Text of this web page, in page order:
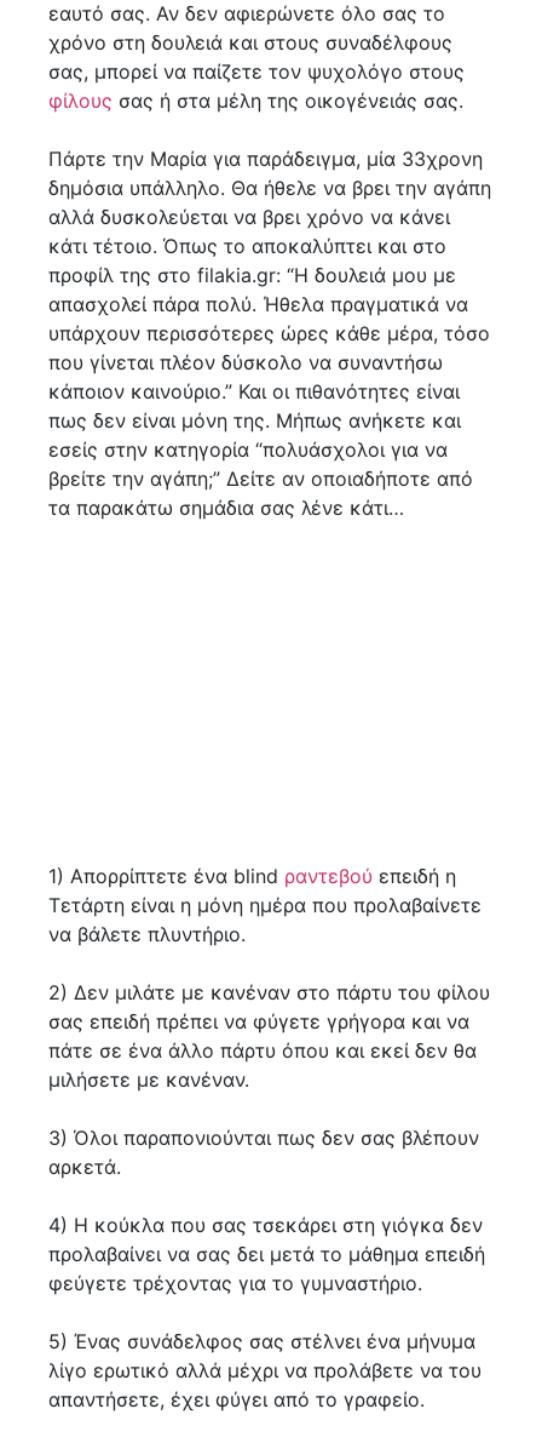
εαυτό σας. Αν δεν αφιερώνετε όλο σας το
χρόνο στη δουλειά και στους συναδέλφους
σας, μπορεί να παίζετε τον ψυχολόγο στους
φίλους σας ή στα μέλη της οικογένειάς σας.
Πάρτε την Μαρία για παράδειγμα, μία 33χρονη
δημόσια υπάλληλο. Θα ήθελε να βρει την αγάπη
αλλά δυσκολεύεται να βρει χρόνο να κάνει
κάτι τέτοιο. Όπως το αποκαλύπτει και στο
προφίλ της στο filakia.gr: “Η δουλειά μου με
απασχολεί πάρα πολύ. Ήθελα πραγματικά να
υπάρχουν περισσότερες ώρες κάθε μέρα, τόσο
που γίνεται πλέον δύσκολο να συναντήσω
κάποιον καινούριο.” Και οι πιθανότητες είναι
πως δεν είναι μόνη της. Μήπως ανήκετε και
εσείς στην κατηγορία “πολυάσχολοι για να
βρείτε την αγάπη;” Δείτε αν οποιαδήποτε από
τα παρακάτω σημάδια σας λένε κάτι…
1) Απορρίπτετε ένα blind ραντεβού επειδή η
Τετάρτη είναι η μόνη ημέρα που προλαβαίνετε
να βάλετε πλυντήριο.
2) Δεν μιλάτε με κανέναν στο πάρτυ του φίλου
σας επειδή πρέπει να φύγετε γρήγορα και να
πάτε σε ένα άλλο πάρτυ όπου και εκεί δεν θα
μιλήσετε με κανέναν.
3) Όλοι παραπονιούνται πως δεν σας βλέπουν
αρκετά.
4) Η κούκλα που σας τσεκάρει στη γιόγκα δεν
προλαβαίνει να σας δει μετά το μάθημα επειδή
φεύγετε τρέχοντας για το γυμναστήριο.
5) Ένας συνάδελφος σας στέλνει ένα μήνυμα
λίγο ερωτικό αλλά μέχρι να προλάβετε να του
απαντήσετε, έχει φύγει από το γραφείο.